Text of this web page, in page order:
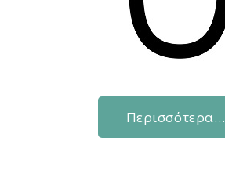
Περισσότερα…